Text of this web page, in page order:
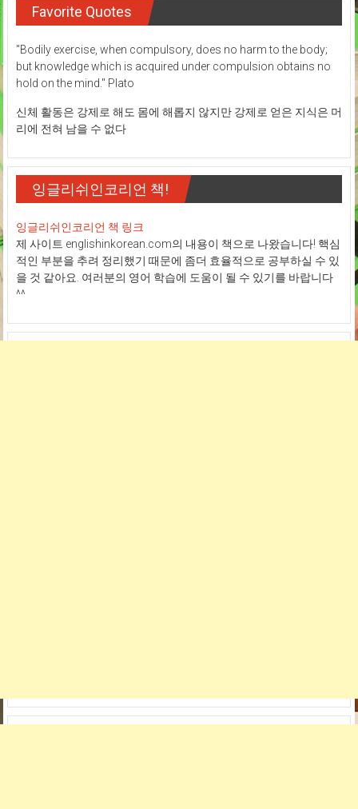
Favorite Quotes
"Bodily exercise, when compulsory, does no harm to the body;
but knowledge which is acquired under compulsion obtains no
hold on the mind." Plato
신체 활동은 강제로 해도 몸에 해롭지 않지만 강제로 얻은 지식은 머
리에 전혀 남을 수 없다
잉글리쉬인코리언 책!
잉글리쉬인코리언 책 링크
제 사이트 englishinkorean.com의 내용이 책으로 나왔습니다! 핵심
적인 부분을 추려 정리했기 때문에 좀더 효율적으로 공부하실 수 있
을 것 같아요. 여러분의 영어 학습에 도움이 될 수 있기를 바랍니다
^^